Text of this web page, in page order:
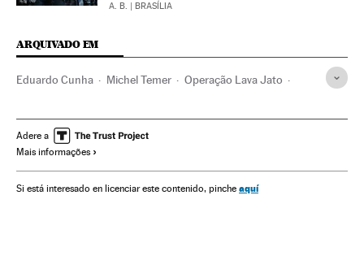
A. B. | BRASÍLIA
ARQUIVADO EM
Eduardo Cunha Michel Temer Operação Lava Jato
Presidente Brasil Caso Petrobras
Corrupção política Brasil Conflitos políticos
Adere a
Mais informações
Si está interesado en licenciar este contenido, pinche aquí